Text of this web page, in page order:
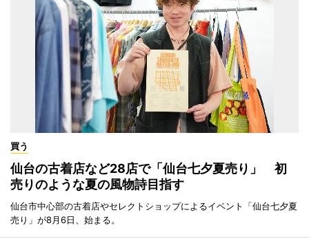
買う
仙台の古着店など28店で「仙台七夕夏売り」 初
売りのような夏の風物詩目指す
仙台市中心部の古着店やセレクトショップによるイベント「仙台七夕夏
売り」が8月6日、始まる。